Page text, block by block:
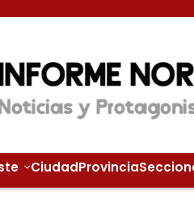
CiudadProvincia